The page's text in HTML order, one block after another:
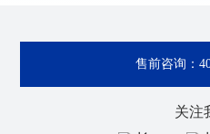
售前咨询：
关注